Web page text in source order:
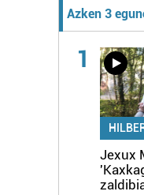
Azken 3
1
Jexux